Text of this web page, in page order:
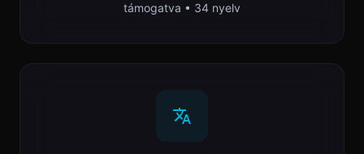
támogatva • 34 nyelv